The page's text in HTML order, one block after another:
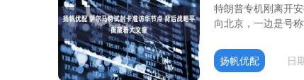
特朗普专机刚离开
向北京，一边是号
扬帆优配 日